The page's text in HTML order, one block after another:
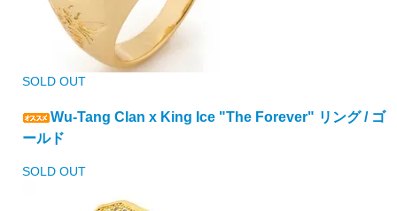
SOLD OUT
Wu-Tang Clan x King Ice "The Forever" リング / ゴ
ールド
SOLD OUT